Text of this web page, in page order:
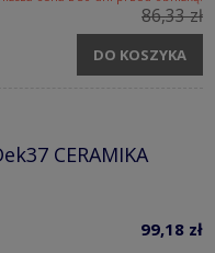
86,33 zł
DO KOSZYKA
CERAMIKA
99,18 zł